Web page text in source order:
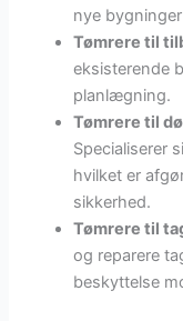
nye
Tømrere til
eksisterende
planlægning.
Tømrere til
Specialiserer
hvilket er
sikkerhed.
Tømrere til
og reparere
beskyttelse